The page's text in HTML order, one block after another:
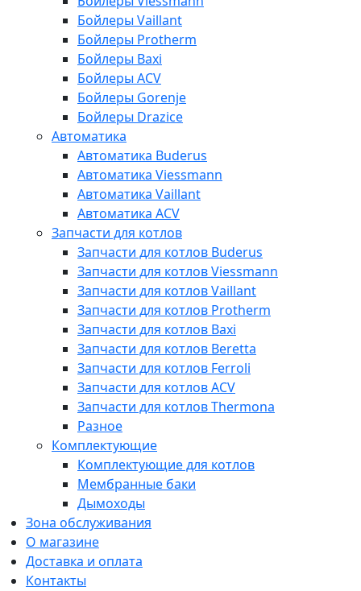
Бойлеры Vaillant
Бойлеры Protherm
Бойлеры Baxi
Бойлеры ACV
Бойлеры Gorenje
Бойлеры Drazice
Автоматика
Автоматика Buderus
Автоматика Viessmann
Автоматика Vaillant
Автоматика ACV
Запчасти для котлов
Запчасти для котлов Buderus
Запчасти для котлов Viessmann
Запчасти для котлов Vaillant
Запчасти для котлов Protherm
Запчасти для котлов Baxi
Запчасти для котлов Beretta
Запчасти для котлов Ferroli
Запчасти для котлов ACV
Запчасти для котлов Thermona
Разное
Комплектующие
Комплектующие для котлов
Мембранные баки
Дымоходы
Зона обслуживания
О магазине
Доставка и оплата
Контакты